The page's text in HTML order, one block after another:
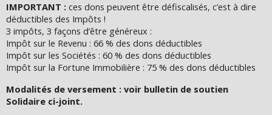
IMPORTANT : ces dons peuvent être défiscalisés, c’est à dire
déductibles des Impôts !
3 impôts, 3 façons d’être généreux :
Impôt sur le Revenu : 66 % des dons déductibles
Impôt sur les Sociétés : 60 % des dons déductibles
Impôt sur la Fortune Immobilière : 75 % des dons déductibles
Modalités de versement : voir bulletin de soutien
Solidaire ci-joint.